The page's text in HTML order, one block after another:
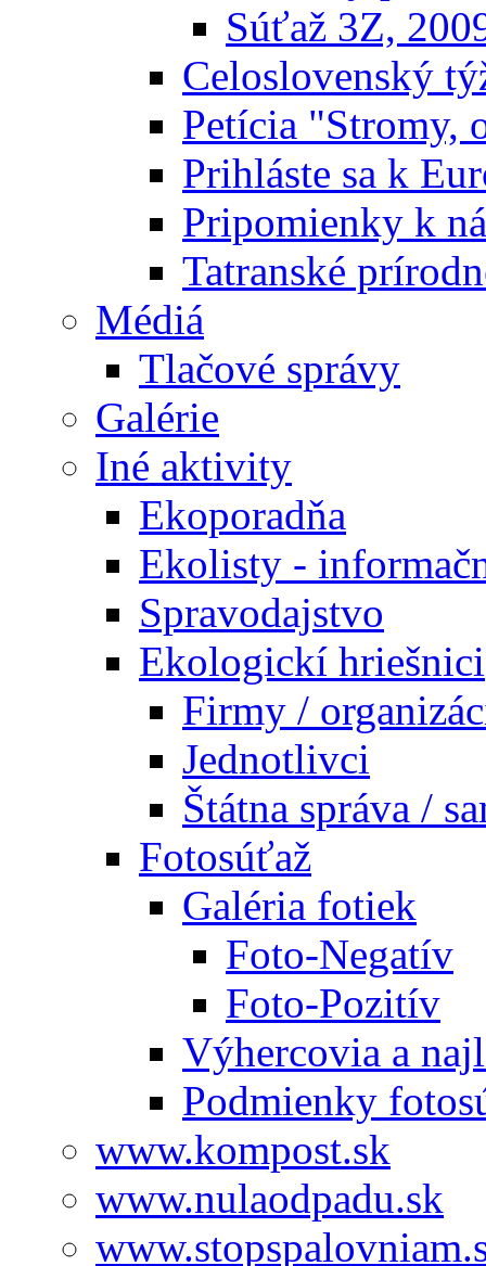
Súťaž 3Z,
Celoslovenský
Petícia "Stromy,
Prihláste sa k
Pripomienky k
Tatranské
Médiá
Tlačové správy
Galérie
Iné aktivity
Ekoporadňa
Ekolisty -
Spravodajstvo
Ekologickí hriešnici
Firmy /
Jednotlivci
Štátna správa /
Fotosúťaž
Galéria fotiek
Foto-Negatív
Foto-Pozitív
Výhercovia a
Podmienky
www.kompost.sk
www.nulaodpadu.sk